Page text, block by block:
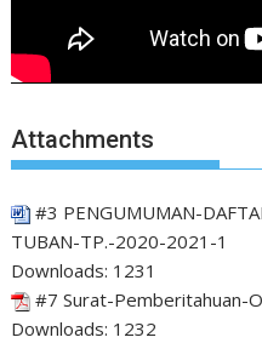
Attachments
#3 PENGUMUMAN-
TUBAN-TP.-2020-2021-1
Downloads: 1231
#7 Surat-Pemberitahuan-
Downloads: 1232